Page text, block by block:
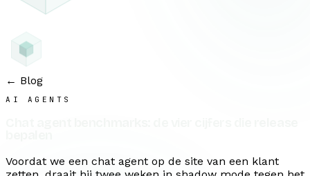
← Blog
AI AGENTS
Voordat we een chat agent op de site van een klant